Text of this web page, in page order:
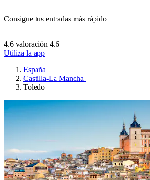
Consigue tus entradas más rápido
4.6 valoración 4.6
Utiliza la app
España
Castilla-La Mancha
Toledo